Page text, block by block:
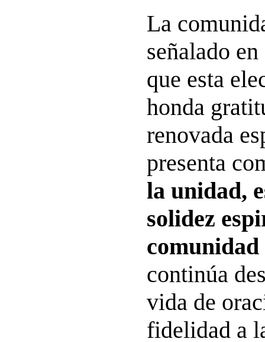
La
señalado
que esta
honda
renovada
presenta
la unidad,
solidez
continúa
vida de
fidelidad a